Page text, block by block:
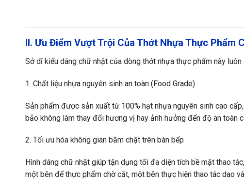
II. Ưu Điểm Vượt Trội Của Thớt Nhựa Thực Phẩm
Sở dĩ kiểu dáng chữ nhật của dòng thớt nhựa thực phẩm này
1. Chất liệu nhựa nguyên sinh an toàn (Food Grade)
Sản phẩm được sản xuất từ 100% hạt nhựa nguyên sinh cao
bảo không làm thay đổi hương vị hay ảnh hưởng đến độ an toàn
2. Tối ưu hóa không gian băm chặt trên bàn bếp
Hình dáng chữ nhật giúp tận dụng tối đa diện tích bề mặt thao
một bên để thực phẩm chờ cắt, một bên thực hiện thao tác dao